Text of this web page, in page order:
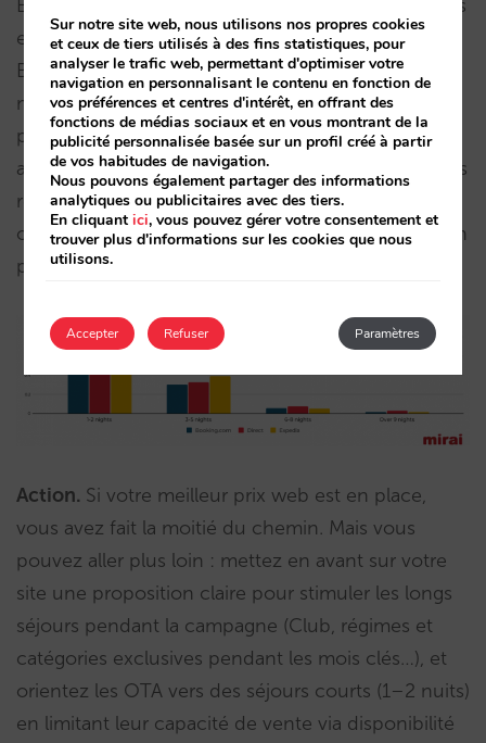
En Loisirs, l’écart est majeur : 20 % des réservations
en direct sont de 6 nuits ou plus, alors que sur
Booking et Expedia on n’atteint même pas la
moitié de ce niveau.Corrélation clé: le direct
pré‑vend mieux l’été et annule moins ; ici, il
allonge aussi la durée, ce qui en fait le canal le plus
rentable pour le segment loisirs. En LATAM, on
observe généralement des séjours plus longs et un
peu plus d’équilibre entre canaux.
Action. Si votre meilleur prix web est en place,
vous avez fait la moitié du chemin. Mais vous
pouvez aller plus loin : mettez en avant sur votre
site une proposition claire pour stimuler les longs
séjours pendant la campagne (Club, régimes et
catégories exclusives pendant les mois clés…), et
orientez les OTA vers des séjours courts (1–2 nuits)
en limitant leur capacité de vente via disponibilité
Sur notre site web, nous utilisons nos propres cookies
et ceux de tiers utilisés à des fins statistiques, pour
analyser le trafic web, permettant d'optimiser votre
navigation en personnalisant le contenu en fonction de
vos préférences et centres d'intérêt, en offrant des
fonctions de médias sociaux et en vous montrant de la
publicité personnalisée basée sur un profil créé à partir
de vos habitudes de navigation.
Nous pouvons également partager des informations
analytiques ou publicitaires avec des tiers.
En cliquantici, vous pouvez gérer votre consentement et
trouver plus d'informations sur les cookies que nous
utilisons.
Accepter Paramètres
Refuser